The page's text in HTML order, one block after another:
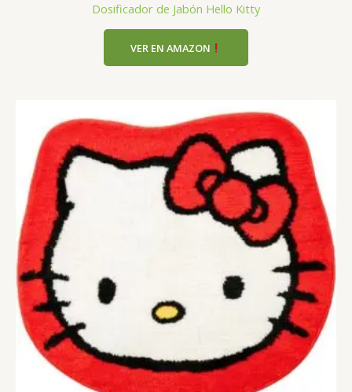
Dosificador de Jabón Hello Kitty
VER EN AMAZON